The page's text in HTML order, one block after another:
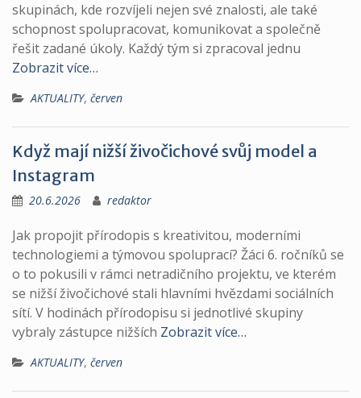
skupinách, kde rozvíjeli nejen své znalosti, ale také
schopnost spolupracovat, komunikovat a společně
řešit zadané úkoly. Každý tým si zpracoval jednu
Zobrazit více…
AKTUALITY, červen
Když mají nižší živočichové svůj model a
Instagram
20.6.2026 redaktor
Jak propojit přírodopis s kreativitou, moderními
technologiemi a týmovou spoluprací? Žáci 6. ročníků se
o to pokusili v rámci netradičního projektu, ve kterém
se nižší živočichové stali hlavními hvězdami sociálních
sítí. V hodinách přírodopisu si jednotlivé skupiny
vybraly zástupce nižších Zobrazit více…
AKTUALITY, červen